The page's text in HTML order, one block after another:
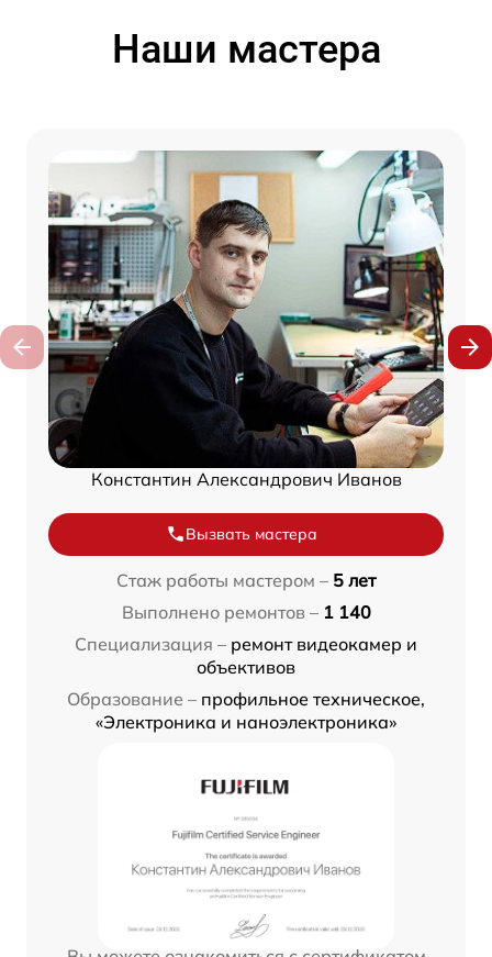
Наши мастера
Константин Александрович Иванов
Вызвать мастера
Стаж работы мастером – 5 лет
Выполнено ремонтов – 1 140
Специализация – ремонт видеокамер и
объективов
Образование – профильное техническое,
«Электроника и наноэлектроника»